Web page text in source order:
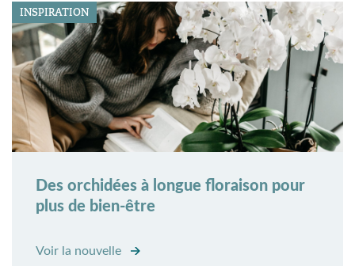
INSPIRATION
Des orchidées à longue floraison pour
plus de bien-être
Voir la nouvelle